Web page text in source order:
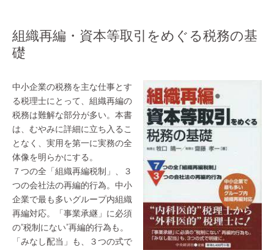
組織再編・資本等取引をめぐる税務の基
礎
中小企業の税務を主な仕事とす
る税理士にとって、組織再編の
税務は難解な部分が多い。本書
は、むやみに詳細に立ち入るこ
となく、実用を第一に実務の全
体像を明らかにする。
７つの全「組織再編税制」、３
つの会社法の再編的行為。中小
企業で最も多いグループ内組織
再編対応。「事業承継」に必須
の“税制にない”再編的行為も。
「みなし配当」も、３つの式で